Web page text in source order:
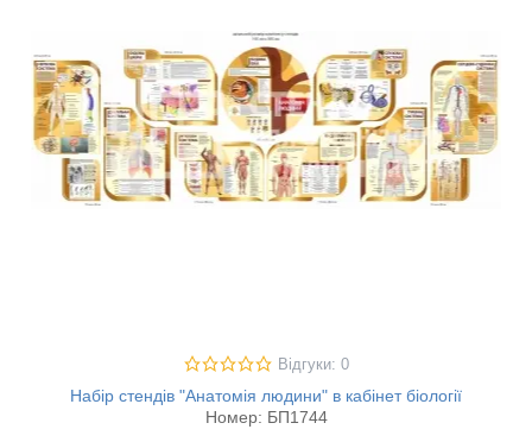
Відгуки: 0
Набір стендів "Анатомія людини" в кабінет біології
Номер: БП1744